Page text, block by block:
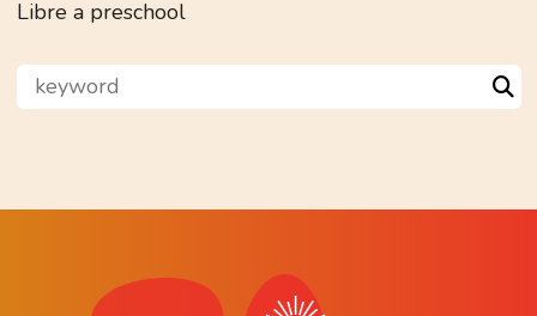
Libre a preschool
keyword